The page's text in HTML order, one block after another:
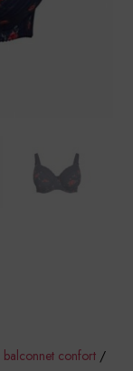
balconnet confort /